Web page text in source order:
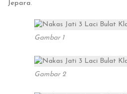
Jepara.
Gambar 1
Gambar 2